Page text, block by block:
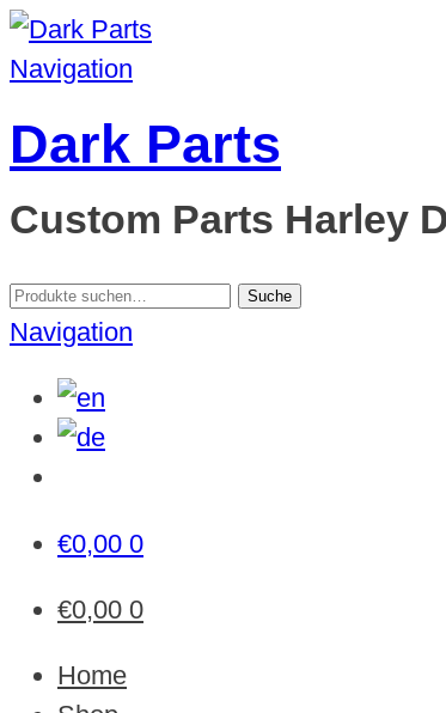
Navigation
Dark Parts
Custom Parts Harley
Suche
nach:
Suche
Navigation
€0,00 0
€0,00 0
Home